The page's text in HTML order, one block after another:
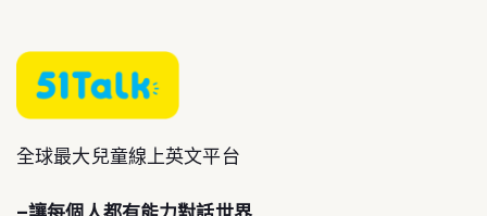
全球最大兒童線上英文平台